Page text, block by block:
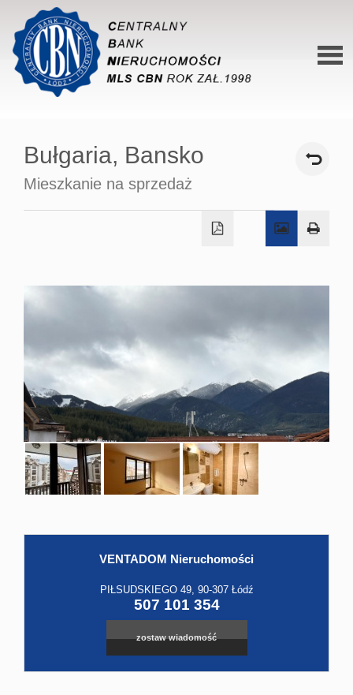
O
Bułgaria, Bansko
Mieszkanie na sprzedaż
VENTADOM Nieruchomości
PIŁSUDSKIEGO 49, 90-307 Łódź
507 101 354
zostaw wiadomość